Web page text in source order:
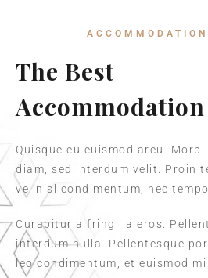
The Best
Accommodation
Quisque eu euismod arcu.
diam, sed interdum velit. Proin
vel nisl condimentum, nec
Curabitur a fringilla eros.
interdum nulla. Pellentesque
leo condimentum, et euismod mi